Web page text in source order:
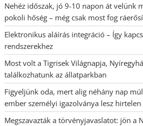
Nehéz időszak, jó 9-10 napon át velünk
pokoli hőség – még csak most fog
Elektronikus aláírás integráció – Így
rendszerekhez
Most volt a Tigrisek Világnapja,
találkozhatunk az állatparkban
Figyeljünk oda, mert alig néhány nap
ember személyi igazolványa lesz
Megszavazták a törvényjavaslatot: jön a